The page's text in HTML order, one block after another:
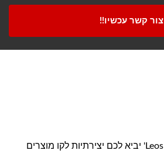
צור קשר עכשיו!!
צוות העיצוב והייצור של Leos' יביא לכם יצירתיות לקו מוצרים